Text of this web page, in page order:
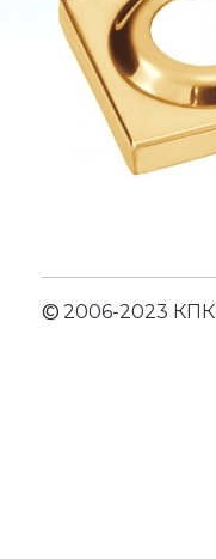
© 2006-2023 КПК